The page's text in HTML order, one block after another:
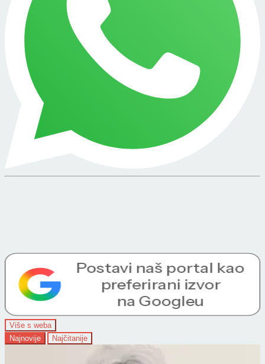
Više s weba
Najnovije
Najčitanije